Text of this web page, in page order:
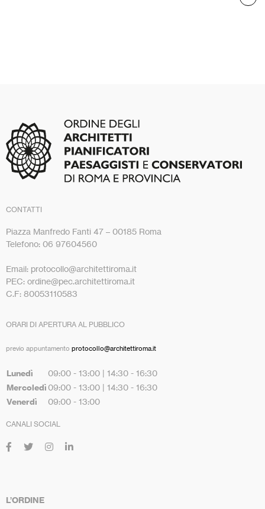
CONTATTI
Piazza Manfredo Fanti 47 – 00185 Roma
Telefono: 06 97604560
Email: protocollo@architettiroma.it
PEC: ordine@pec.architettiroma.it
C.F: 80053110583
ORARI DI APERTURA AL PUBBLICO
previo appuntamento protocollo@architettiroma.it
Lunedì 09:00 - 13:00 | 14:30 - 16:30
Mercoledì 09:00 - 13:00 | 14:30 - 16:30
Venerdì 09:00 - 13:00
CANALI SOCIAL
L’ORDINE